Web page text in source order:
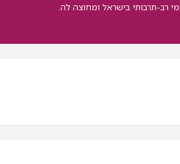
רב-תרבותי בישראל ומחוצה לה.